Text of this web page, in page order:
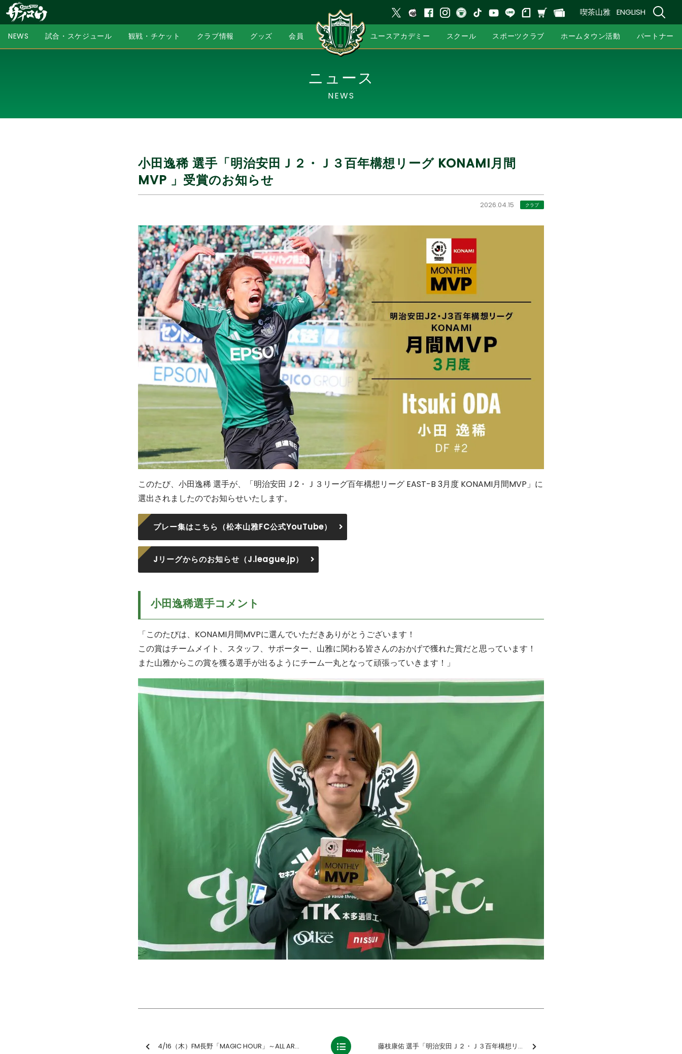
喫茶山雅 ENGLISH
NEWS 試合・スケジュール 観戦・チケット クラブ情報 グッズ 会員 ユースアカデミー スクール スポーツクラブ ホームタウン活動 パートナー
ニュース
NEWS
小田逸稀 選手「明治安田Ｊ２・Ｊ３百年構想リーグ KONAMI月間
MVP 」受賞のお知らせ
2026.04.15 クラブ
このたび、小田逸稀 選手が、「明治安田Ｊ2・Ｊ３リーグ百年構想リーグ EAST-B 3月度 KONAMI月間MVP」に
選出されましたのでお知らせいたします。
プレー集はこちら（松本山雅FC公式YouTube）
Jリーグからのお知らせ（J.league.jp）
小田逸稀選手コメント
「このたびは、KONAMI月間MVPに選んでいただきありがとうございます！
この賞はチームメイト、スタッフ、サポーター、山雅に関わる皆さんのおかげで獲れた賞だと思っています！
また山雅からこの賞を獲る選手が出るようにチーム一丸となって頑張っていきます！」
4/16（木）FM長野「MAGIC HOUR」～ALL AROUND THE GANS～ 藤枝康佑 選手「明治安田Ｊ２・Ｊ３百年構想リーグ 3月度 月間ベストゴール」受賞のお知らせ